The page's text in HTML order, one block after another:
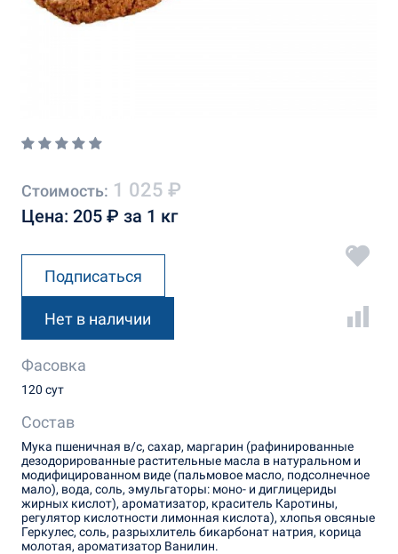
Стоимость: 1 025 ₽
Цена: 205 ₽ за 1 кг
Подписаться
Нет в наличии
Фасовка
120 сут
Состав
Мука пшеничная в/с, сахар, маргарин (рафинированные
дезодорированные растительные масла в натуральном и
модифицированном виде (пальмовое масло, подсолнечное
мало), вода, соль, эмульгаторы: моно- и диглицериды
жирных кислот), ароматизатор, краситель Каротины,
регулятор кислотности лимонная кислота), хлопья овсяные
Геркулес, соль, разрыхлитель бикарбонат натрия, корица
молотая, ароматизатор Ванилин.